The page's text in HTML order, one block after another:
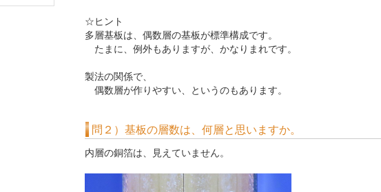
☆ヒント
多層基板は、偶数層の基板が標準構成です。
たまに、例外もありますが、かなりまれです。
製法の関係で、
偶数層が作りやすい、というのもあります。
問２）基板の層数は、何層と思いますか。
内層の銅箔は、見えていません。